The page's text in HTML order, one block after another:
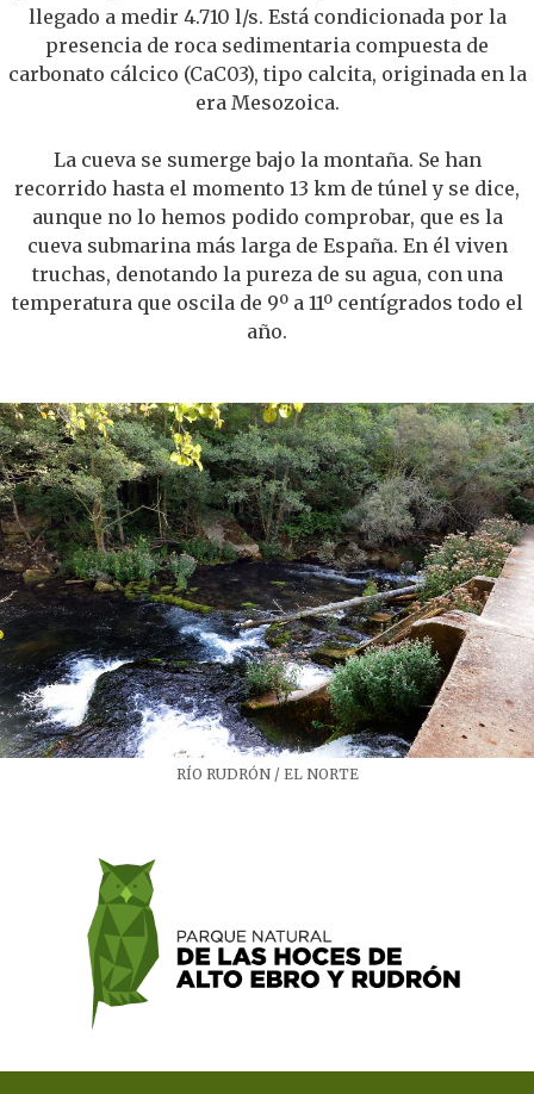
llegado a medir 4.710 l/s. Está condicionada por la
presencia de roca sedimentaria compuesta de
carbonato cálcico (CaC03), tipo calcita, originada en la
era Mesozoica.
La cueva se sumerge bajo la montaña. Se han
recorrido hasta el momento 13 km de túnel y se dice,
aunque no lo hemos podido comprobar, que es la
cueva submarina más larga de España. En él viven
truchas, denotando la pureza de su agua, con una
temperatura que oscila de 9º a 11º centígrados todo el
año.
RÍO RUDRÓN / EL NORTE​